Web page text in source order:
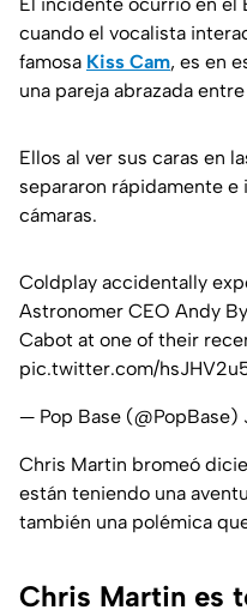
cuando el vocalista
famosa Kiss Cam, es en
una pareja abrazada
Ellos al ver sus caras en
separaron rápidamente
cámaras.
Coldplay accidentally
Astronomer CEO Andy
Cabot at one of their
pic.twitter.com/
— Pop Base (@PopBase)
Chris Martin bromeó
están teniendo una
también una polémica
Chris Martin es